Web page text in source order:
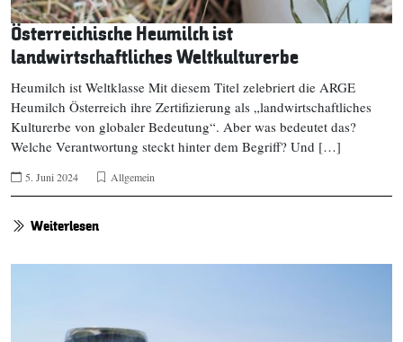
Österreichische Heumilch ist
landwirtschaftliches Weltkulturerbe
Heumilch ist Weltklasse Mit diesem Titel zelebriert die ARGE
Heumilch Österreich ihre Zertifizierung als „landwirtschaftliches
Kulturerbe von globaler Bedeutung“. Aber was bedeutet das?
Welche Verantwortung steckt hinter dem Begriff? Und […]
5. Juni 2024 Allgemein
Weiterlesen